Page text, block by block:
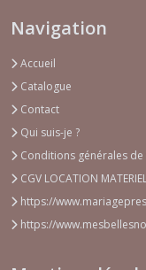
Navigation
Accueil
Catalogue
Contact
Qui suis-je ?
Conditions générales de
CGV LOCATION
https://
https://